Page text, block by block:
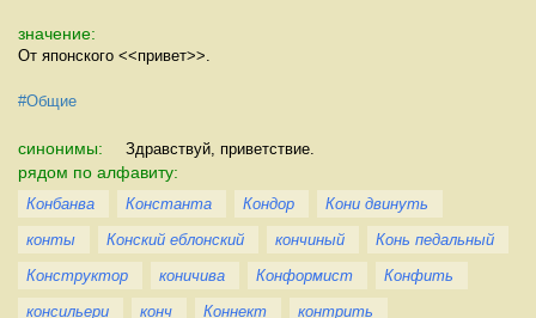
значение:
От японского <<привет>>.
#Общие
синонимы: Здравствуй, приветствие.
рядом по алфавиту:
Конбанва Константа Кондор
Кони двинуть
конты
Конский еблонский кончиный
Конь педальный
Конструктор
коничива Конформист
Конфить
консильери
конч Коннект контрить